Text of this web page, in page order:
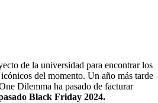
de la universidad para encontrar los
del momento. Un año más tarde
Dilemma ha pasado de facturar
Black Friday 2024.